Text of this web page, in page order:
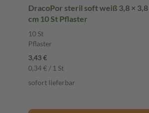
DracoPor steril soft weiß 3,8 × 3,8
cm 10 St Pflaster
10 St
Pflaster
3,43 €
0,34 € / 1 St
sofort lieferbar